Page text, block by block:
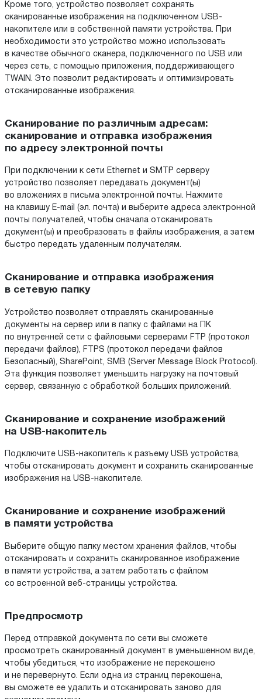
Кроме того, устройство позволяет сохранять
сканированные изображения на подключенном USB-
накопителе или в собственной памяти устройства. При
необходимости это устройство можно использовать
в качестве обычного сканера, подключенного по USB или
через сеть, с помощью приложения, поддерживающего
TWAIN. Это позволит редактировать и оптимизировать
отсканированные изображения.
Сканирование по различным адресам:
сканирование и отправка изображения
по адресу электронной почты
При подключении к сети Ethernet и SMTP серверу
устройство позволяет передавать документ(ы)
во вложениях в письма электронной почты. Нажмите
на клавишу E-mail (эл. почта) и выберите адреса электронной
почты получателей, чтобы сначала отсканировать
документ(ы) и преобразовать в файлы изображения, а затем
быстро передать удаленным получателям.
Сканирование и отправка изображения
в сетевую папку
Устройство позволяет отправлять сканированные
документы на сервер или в папку с файлами на ПК
по внутренней сети с файловыми серверами FTP (протокол
передачи файлов), FTPS (протокол передачи файлов
Безопасный), SharePoint, SMB (Server Message Block Protocol).
Эта функция позволяет уменьшить нагрузку на почтовый
сервер, связанную с обработкой больших приложений.
Сканирование и сохранение изображений
на USB-накопитель
Подключите USB-накопитель к разъему USB устройства,
чтобы отсканировать документ и сохранить сканированные
изображения на USB-накопителе.
Сканирование и сохранение изображений
в памяти устройства
Выберите общую папку местом хранения файлов, чтобы
отсканировать и сохранить сканированное изображение
в памяти устройства, а затем работать с файлом
со встроенной веб-страницы устройства.
Предпросмотр
Перед отправкой документа по сети вы сможете
просмотреть сканированный документ в уменьшенном виде,
чтобы убедиться, что изображение не перекошено
и не перевернуто. Если одна из страниц перекошена,
вы сможете ее удалить и отсканировать заново для